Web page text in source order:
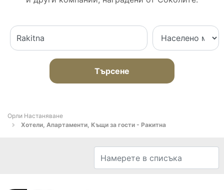
Търсене
Орли Настаняване
Хотели, Апартаменти, Къщи за гости - Ракитна